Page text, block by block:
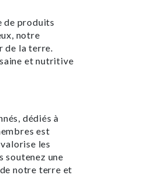
de produits
notre
de la terre.
et nutritive
dédiés à
est
les
soutenez une
notre terre et